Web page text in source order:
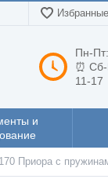
Пн-
⏰
11-17
и
Приора с